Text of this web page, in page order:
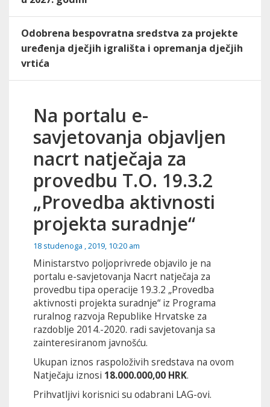
Odobrena bespovratna sredstva za projekte
uređenja dječjih igrališta i opremanja dječjih
vrtića
Na portalu e-
savjetovanja objavljen
nacrt natječaja za
provedbu T.O. 19.3.2
„Provedba aktivnosti
projekta suradnje“
18 studenoga , 2019, 10:20 am
Ministarstvo poljoprivrede objavilo je na
portalu e-savjetovanja Nacrt natječaja za
provedbu tipa operacije 19.3.2 „Provedba
aktivnosti projekta suradnje“ iz Programa
ruralnog razvoja Republike Hrvatske za
razdoblje 2014.-2020. radi savjetovanja sa
zainteresiranom javnošću.
Ukupan iznos raspoloživih sredstava na ovom
Natječaju iznosi 18.000.000,00 HRK.
Prihvatljivi korisnici su odabrani LAG-ovi.